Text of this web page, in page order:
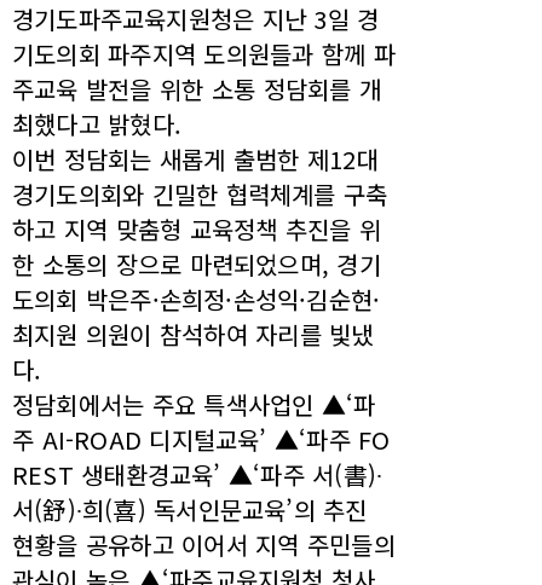
경기도파주교육지원청은 지난 3일 경
기도의회 파주지역 도의원들과 함께 파
주교육 발전을 위한 소통 정담회를 개
최했다고 밝혔다.
이번 정담회는 새롭게 출범한 제12대
경기도의회와 긴밀한 협력체계를 구축
하고 지역 맞춤형 교육정책 추진을 위
한 소통의 장으로 마련되었으며, 경기
도의회 박은주·손희정·손성익·김순현·
최지원 의원이 참석하여 자리를 빛냈
다.
정담회에서는 주요 특색사업인 ▲‘파
주 AI-ROAD 디지털교육’ ▲‘파주 FO
REST 생태환경교육’ ▲‘파주 서(書)∙
서(舒)∙희(喜) 독서인문교육’의 추진
현황을 공유하고 이어서 지역 주민들의